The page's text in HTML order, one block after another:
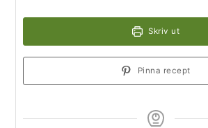
Skriv ut
Pinna recept